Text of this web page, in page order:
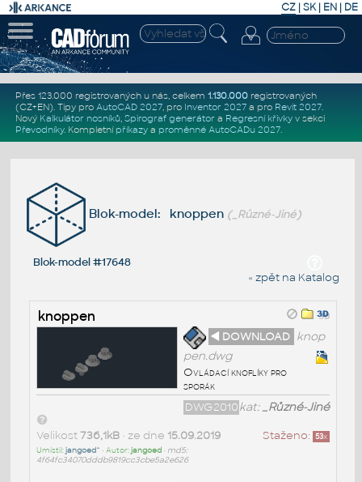
CZ | SK| EN | DE
Přes 123.000 registrovaných u nás, celkem 1.130.000registrovaných
(CZ+EN). Tipy pro AutoCAD 2027, pro Inventor 2027a pro Revit 2027.
Nový Kalkulátor nosníků, Spirograf generátor a Regresní křivkyv sekci
Převodníky. Kompletní příkazya proměnné AutoCADu 2027.
Blok-model: knoppen (_Různé-Jiné)
Blok-model #17648
« zpět na Katalog
knoppen
◄ DOWNLOAD knop
pen.dwg
Ovládací knoflíky pro
sporák
kat:_Různé-Jiné
DWG2010
Staženo: 53x
Velikost 736,1kB• ze dne 15.09.2019
Umístil:jangoed^ • Autor:jangoed• md5:
4f64fc34070dddb9819cc3cbe5a2e626